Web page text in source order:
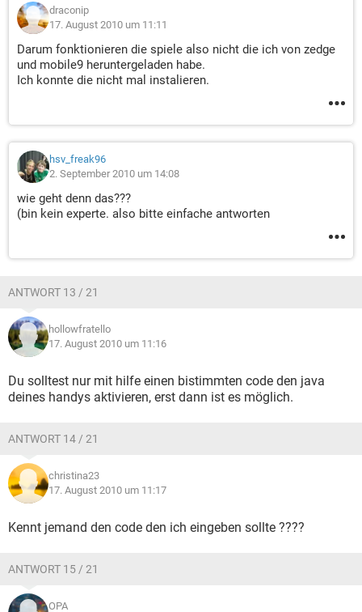
draconip
17. August 2010 um 11:11
Darum fonktionieren die spiele also nicht die ich von zedge
und mobile9 heruntergeladen habe.
Ich konnte die nicht mal instalieren.
hsv_freak96
2. September 2010 um 14:08
wie geht denn das???
(bin kein experte. also bitte einfache antworten
ANTWORT 13 / 21
hollowfratello
17. August 2010 um 11:16
Du solltest nur mit hilfe einen bistimmten code den java
deines handys aktivieren, erst dann ist es möglich.
ANTWORT 14 / 21
christina23
17. August 2010 um 11:17
Kennt jemand den code den ich eingeben sollte ????
ANTWORT 15 / 21
OPA